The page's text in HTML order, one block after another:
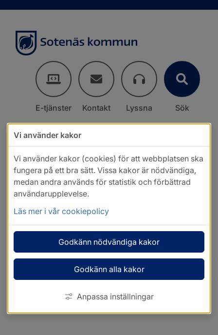
E-tjänster Kontakt Lyssna Sök
Vi använder kakor
Vi använder kakor (cookies) för att webbplatsen ska
fungera på ett bra sätt. Vissa kakor är nödvändiga,
medan andra används för statistik och förbättrad
användarupplevelse.
Läs mer i vår cookiepolicy
Godkänn nödvändiga kakor
Godkänn alla kakor
Anpassa inställningar